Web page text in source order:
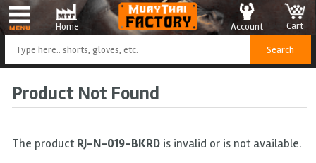
Home Cart
Account
Product Not Found
The product RJ-N-019-BKRD is invalid or is not available.